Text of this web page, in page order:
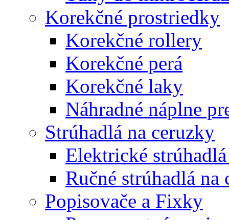
Korekčné prostriedky
Korekčné rollery
Korekčné perá
Korekčné laky
Náhradné náplne
Strúhadlá na ceruzky
Elektrické
Ručné strúhadlá na
Popisovače a Fixky